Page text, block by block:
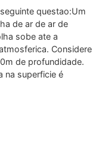
questao:Um
de ar de ar de
sobe ate a
Considere
de profundidade.
na superficie é